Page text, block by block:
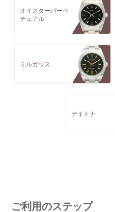
オイスターパーペ
チュアル
ミルガウス
デイトナ
ご利用のステップ